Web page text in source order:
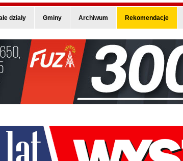
działy Gminy Archiwum Rekomendacje